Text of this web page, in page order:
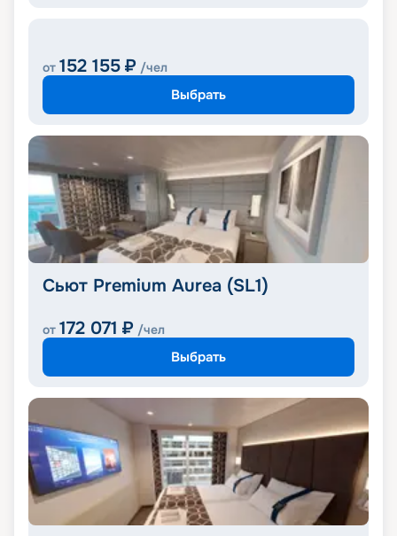
от 152 155 ₽ /чел
Выбрать
Сьют Premium Aurea (SL1)
от 172 071 ₽ /чел
Выбрать